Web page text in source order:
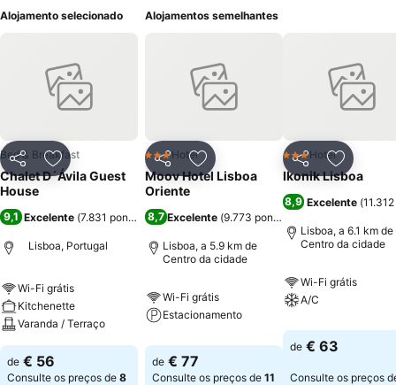
de piso em parquet e de acesso a casas de banho e WC
cozinha partilhada com um micro-ondas, forno, fogão e um
frigorífico. Poderão também encontrar vários restaurantes e bares
nas imediações. Outras comodidades disponíveis na propriedade
d'Ávila tem uma localização privilegiada tanto para quem precisa de
aceder facilmente ao centro histórico, como para quem gosta de
estar a pouco tempo do aeroporto ou dos principais terminais
23h00 Este alojamento é recomendado pela boa relação
preço/qualidade em Lisboa
Alojamento selecionado
PartilharAdicionar aos favoritos
Bed & Breakfast
Chalet D´Ávila Guest
House
9,1 Excelente (7.831 pontuações)
Lisboa, Portugal
Wi-Fi grátis
Kitchenette
Varanda / Terraço
de € 56
Consulte os preços de 8
Alojamentos semelhantes
PartilharAdicionar aos favoritos
3 Estrelas
Hotel
Moov Hotel Lisboa
Oriente
8,7 Excelente (9.773 pontuações
Lisboa, a 5.9 km de
Centro da cidade
Wi-Fi grátis
Estacionamento
de € 77
Consulte os preços de 11
Partilhar
3 Estrelas
Hotel
Ikonik Lisboa
8,9 Excelente (
Lisboa, a 6.1 km de
Centro da cidade
Wi-Fi grátis
A/C
de € 63
Consulte os preços